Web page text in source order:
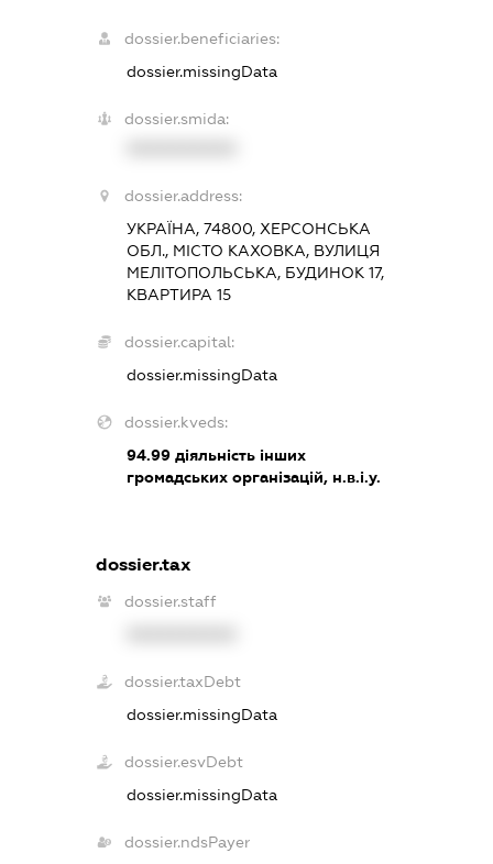
dossier.beneficiaries:
dossier.missingData
dossier.smida:
dossier.address:
УКРАЇНА, 74800, ХЕРСОНСЬКА
ОБЛ., МІСТО КАХОВКА, ВУЛИЦЯ
МЕЛІТОПОЛЬСЬКА, БУДИНОК 17,
КВАРТИРА 15
dossier.capital:
dossier.missingData
dossier.kveds:
94.99діяльність інших
громадських організацій, н.в.і.у.
dossier.tax
dossier.staff
dossier.taxDebt
dossier.missingData
dossier.esvDebt
dossier.missingData
dossier.ndsPayer